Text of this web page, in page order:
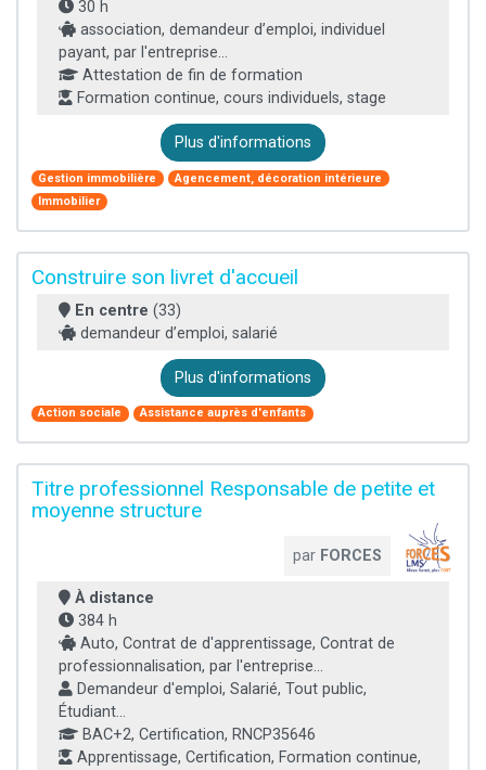
30 h
association, demandeur d’emploi, individuel
payant, par l'entreprise...
Attestation de fin de formation
Formation continue, cours individuels, stage
Plus d'informations
Gestion immobilière
Agencement, décoration intérieure
Immobilier
Construire son livret d'accueil
En centre (33)
demandeur d’emploi, salarié
Plus d'informations
Action sociale Assistance auprès d'enfants
Titre professionnel Responsable de petite et
moyenne structure
par FORCES
À distance
384 h
Auto, Contrat de d'apprentissage, Contrat de
professionnalisation, par l'entreprise...
Demandeur d'emploi, Salarié, Tout public,
Étudiant...
BAC+2, Certification, RNCP35646
Apprentissage, Certification, Formation continue,